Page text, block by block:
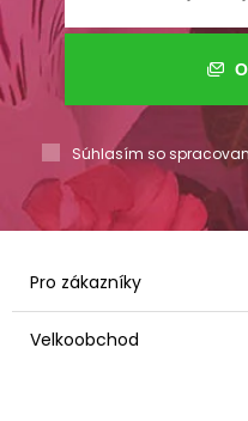
Súhlasím so
Pro zákazníky
Velkoobchod